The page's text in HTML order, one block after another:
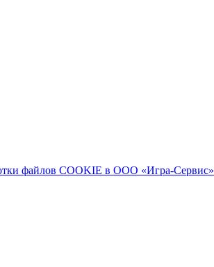
файлов COOKIE в ООО «Игра-Сервис»